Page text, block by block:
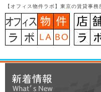
【オフィス物件ラボ】東京の賃貸事